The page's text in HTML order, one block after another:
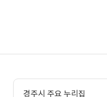
경주시 주요 누리집